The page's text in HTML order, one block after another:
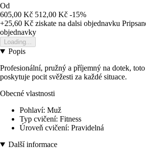
Od
605,00 Kč 512,00 Kč -15%
+25,60 Kč ziskate na dalsi objednavku
objednavky
Loading...
Popis
Profesionální, pružný a příjemný na dotek,
poskytuje pocit svěžesti za každé situace.
Obecné vlastnosti
Pohlaví: Muž
Typ cvičení: Fitness
Úroveň cvičení: Pravidelná
Další informace